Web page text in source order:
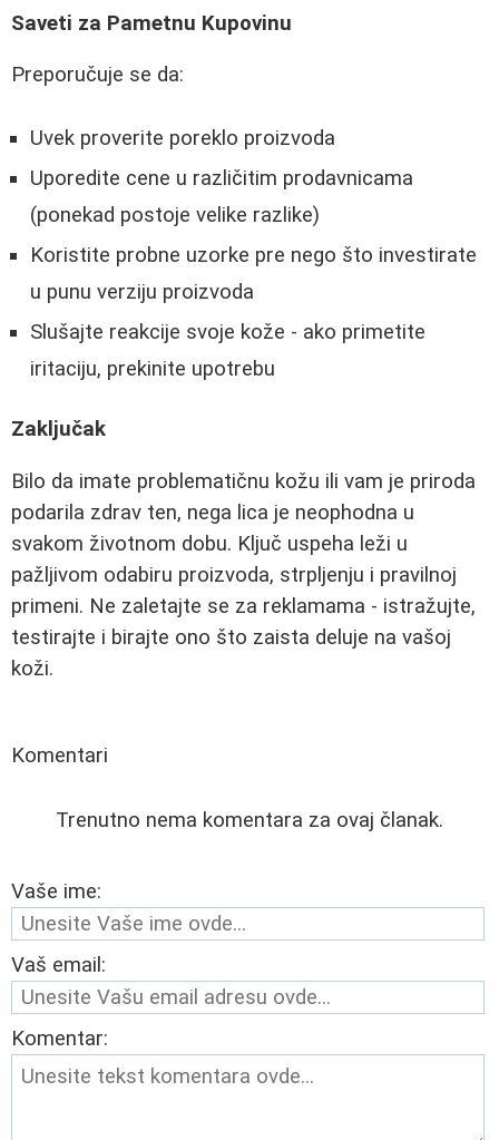
Saveti za Pametnu Kupovinu
Preporučuje se da:
Uvek proverite poreklo proizvoda
Uporedite cene u različitim prodavnicama
(ponekad postoje velike razlike)
Koristite probne uzorke pre nego što investirate
u punu verziju proizvoda
Slušajte reakcije svoje kože - ako primetite
iritaciju, prekinite upotrebu
Zaključak
Bilo da imate problematičnu kožu ili vam je priroda
podarila zdrav ten, nega lica je neophodna u
svakom životnom dobu. Ključ uspeha leži u
pažljivom odabiru proizvoda, strpljenju i pravilnoj
primeni. Ne zaletajte se za reklamama - istražujte,
testirajte i birajte ono što zaista deluje na vašoj
koži.
Komentari
Trenutno nema komentara za ovaj članak.
Vaše ime:
Vaš email:
Komentar: